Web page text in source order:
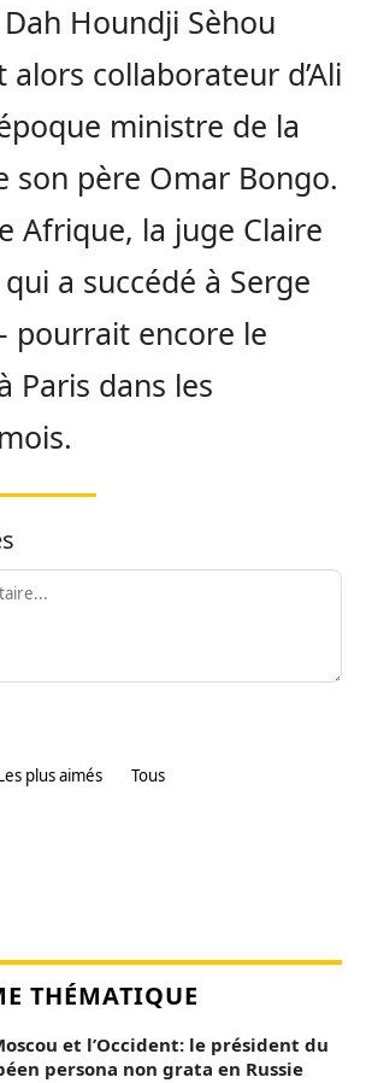
Houndji Sèhou
collaborateur d’Ali
ministre de la
son père Omar Bongo.
Afrique, la juge Claire
a succédé à Serge
pourrait encore le
Paris dans les
plus aimés Tous
THÉMATIQUE
et l’Occident: le président du
persona non grata en Russie